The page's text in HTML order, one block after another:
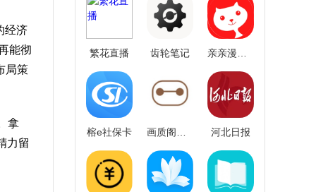
经济
能彻
局策
拿
力留
繁花直播 齿轮笔记
榕e社保卡 河北日报